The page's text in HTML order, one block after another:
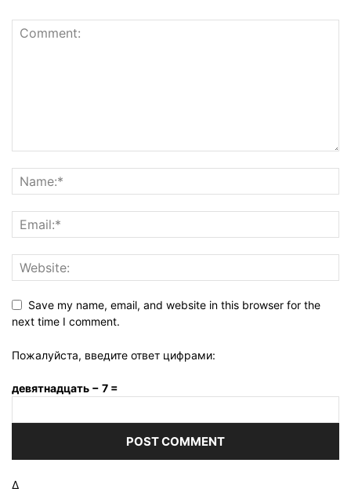
Save my name, email, and website in this browser for the
next time I comment.
Пожалуйста, введите ответ цифрами:
девятнадцать − 7 =
Δ